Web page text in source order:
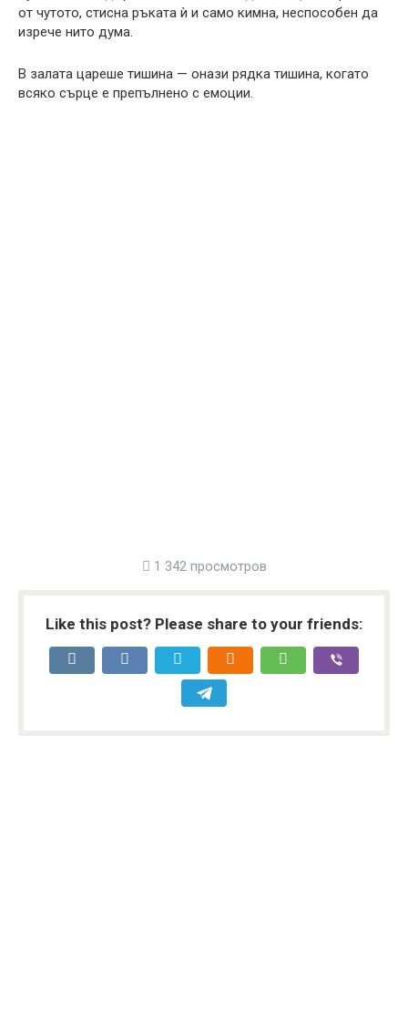
от чутото, стисна ръката ѝ и само кимна, неспособен да
изрече нито дума.
В залата цареше тишина — онази рядка тишина, когато
всяко сърце е препълнено с емоции.
1 342 просмотров
Like this post? Please share to your friends: